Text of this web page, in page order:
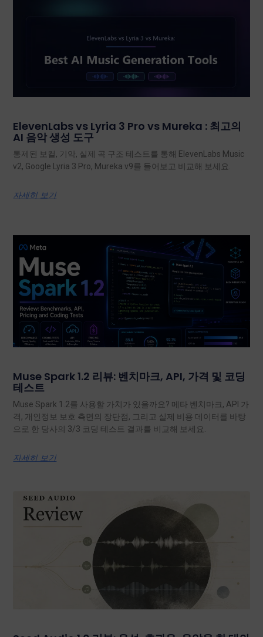
ElevenLabs vs Lyria 3 Pro vs Mureka : 최고의
AI 음악 생성 도구
통제된 보컬, 기악, 실제 곡 구조 테스트를 통해 ElevenLabs Music
v2, Google Lyria 3 Pro, Mureka v9를 들어보고 비교해 보세요.
자세히 보기
Muse Spark 1.2 리뷰: 벤치마크, API, 가격 및 코딩
테스트
Muse Spark 1.2를 사용할 가치가 있을까요? 메타 벤치마크, API 가
격, 개인정보 보호 측면의 장단점, 그리고 실제 비용 데이터를 바탕
으로 한 당사의 3/3 코딩 테스트 결과를 비교해 보세요.
자세히 보기